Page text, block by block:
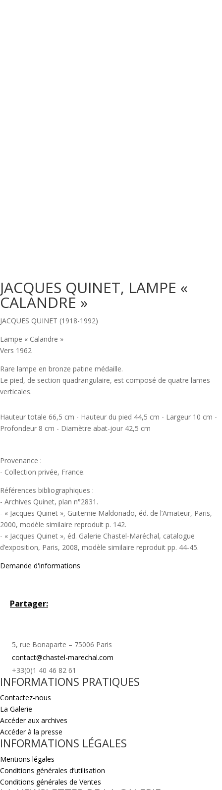
JACQUES QUINET, LAMPE «
CALANDRE »
JACQUES QUINET (1918-1992)
Lampe « Calandre »
Vers 1962
Rare lampe en bronze patine médaille.
Le pied, de section quadrangulaire, est composé de quatre lames
verticales.
Hauteur totale 66,5 cm - Hauteur du pied 44,5 cm - Largeur 10 cm -
Profondeur 8 cm - Diamètre abat-jour 42,5 cm
Provenance :
- Collection privée, France.
Références bibliographiques :
- Archives Quinet, plan n°2831.
- « Jacques Quinet », Guitemie Maldonado, éd. de l’Amateur, Paris,
2000, modèle similaire reproduit p. 142.
- « Jacques Quinet », éd. Galerie Chastel-Maréchal, catalogue
d’exposition, Paris, 2008, modèle similaire reproduit pp. 44-45.
Demande d'informations
Partager:
5, rue Bonaparte – 75006 Paris
contact@chastel-marechal.com
+33(0)1 40 46 82 61
INFORMATIONS PRATIQUES
Contactez-nous
La Galerie
Accéder aux archives
Accéder à la presse
INFORMATIONS LÉGALES
Mentions légales
Conditions générales d’utilisation
Conditions générales de Ventes